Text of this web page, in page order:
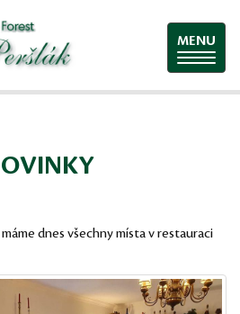
MENU
dnes všechny místa v restauraci